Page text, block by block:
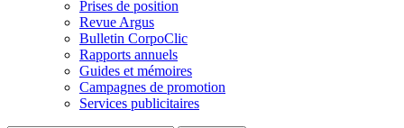
Prises de position
Revue Argus
Bulletin CorpoClic
Rapports annuels
Guides et mémoires
Campagnes de promotion
Services publicitaires